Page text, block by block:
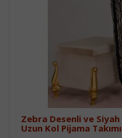
Zebra Desenli ve Siyah
Uzun Kol Pijama Takımı